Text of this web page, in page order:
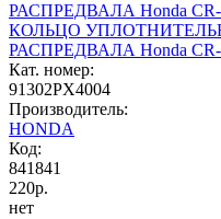
КОЛЬЦО
РАСПРЕДВАЛА Honda CR-
Кат. номер:
91302PX4004
Производитель:
HONDA
Код:
841841
220р.
нет